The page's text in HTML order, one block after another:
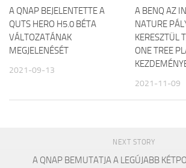
A QNAP BEJELENTETTE A
QUTS HERO H5.0 BÉTA
VÁLTOZATÁNAK
MEGJELENÉSÉT
2021-09-13
A BENQ AZ
NATURE
KERESZTÜL
ONE TREE
2021-11-09
NEXT STORY
A QNAP BEMUTATJA A LEGÚJABB